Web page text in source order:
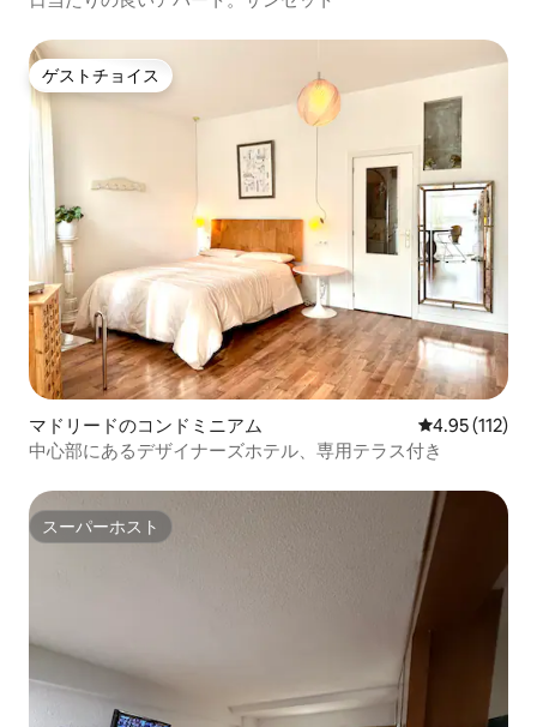
ゲストチョイス
ゲストチョイス
マドリードのコンドミニアム レビュー112
4.95 (112)
中心部にあるデザイナーズホテル、専用テラス付き
スーパーホスト
スーパーホスト